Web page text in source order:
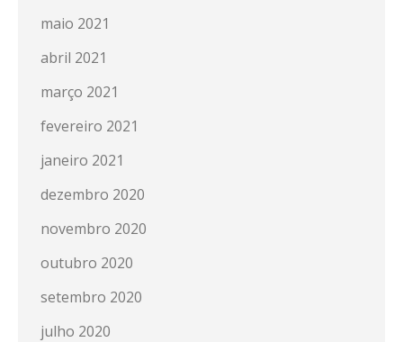
maio 2021
abril 2021
março 2021
fevereiro 2021
janeiro 2021
dezembro 2020
novembro 2020
outubro 2020
setembro 2020
julho 2020